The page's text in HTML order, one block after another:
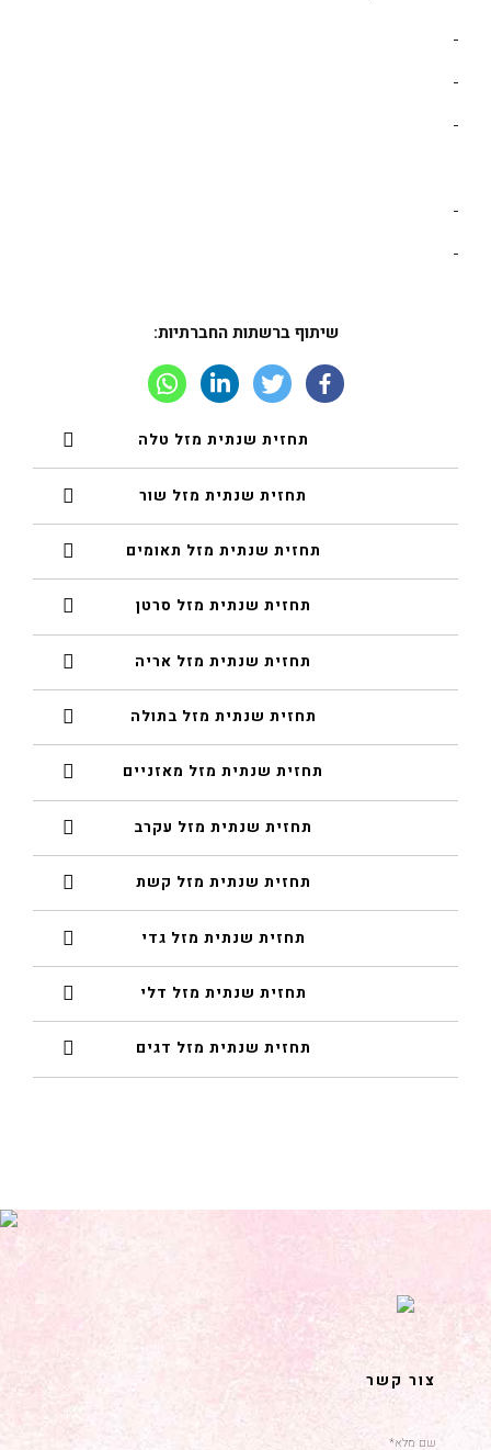
שיתוף ברשתות החברתיות:
תחזית שנתית מזל טלה
תחזית שנתית מזל שור
תחזית שנתית מזל תאומים
תחזית שנתית מזל סרטן
תחזית שנתית מזל אריה
תחזית שנתית מזל בתולה
תחזית שנתית מזל מאזניים
תחזית שנתית מזל עקרב
תחזית שנתית מזל קשת
תחזית שנתית מזל גדי
תחזית שנתית מזל דלי
תחזית שנתית מזל דגים
צור קשר